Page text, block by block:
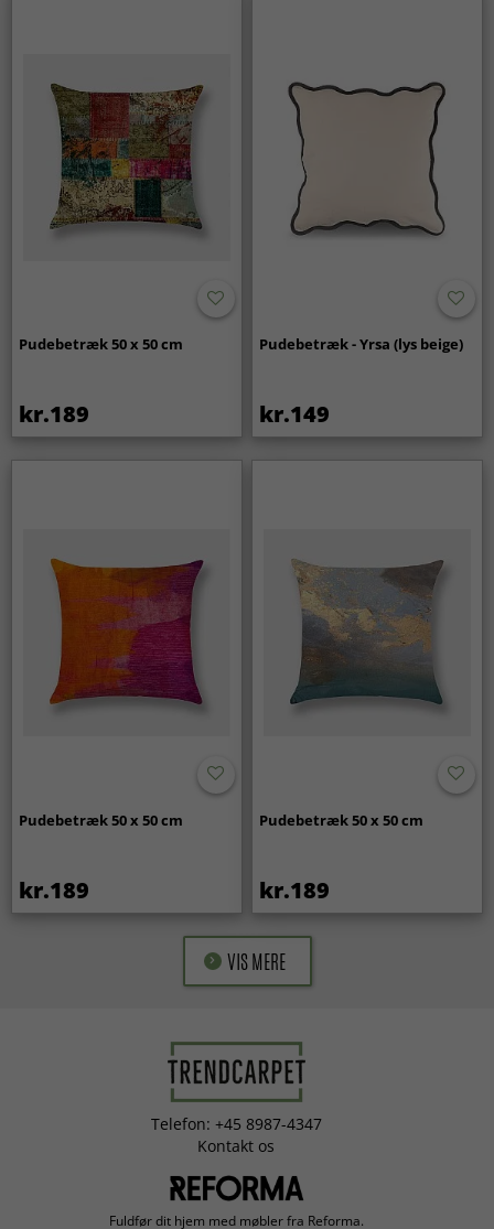
Pudebetræk 50 x 50 cm
kr.189
Pudebetræk - Yrsa (lys beige)
kr.149
Pudebetræk 50 x 50 cm
kr.189
Pudebetræk 50 x 50 cm
kr.189
VIS MERE
Telefon: +45 8987-4347
Kontakt os
Fuldfør dit hjem med møbler fra Reforma.